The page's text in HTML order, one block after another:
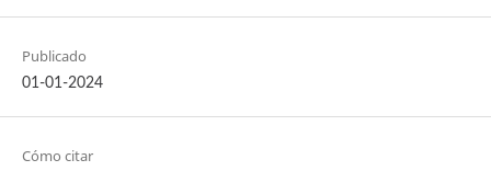
Publicado
01-01-2024
Cómo citar